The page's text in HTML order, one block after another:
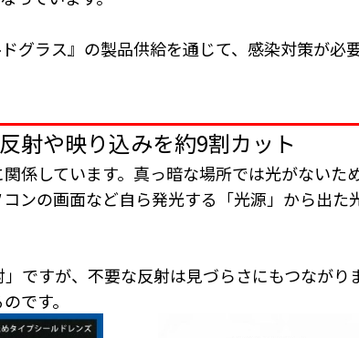
グラス』の製品供給を通じて、感染対策が必
射や映り込みを約9割カット
係しています。真っ暗な場所では光がないた
ンの画面など自ら発光する「光源」から出た
ですが、不要な反射は見づらさにもつながり
です。